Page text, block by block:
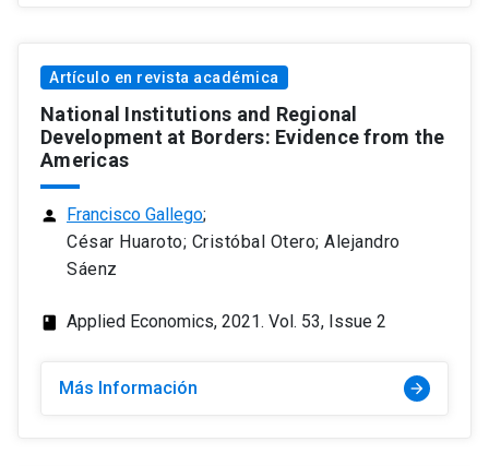
Artículo en revista académica
National Institutions and Regional
Development at Borders: Evidence from the
Americas
person Francisco Gallego;
César Huaroto; Cristóbal Otero; Alejandro
Sáenz
class Applied Economics, 2021. Vol. 53, Issue 2
Más Información arrow_forward